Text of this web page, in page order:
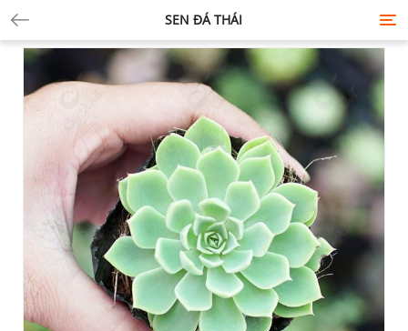
SEN ĐÁ THÁI